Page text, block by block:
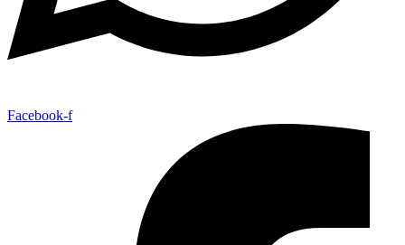
Facebook-f